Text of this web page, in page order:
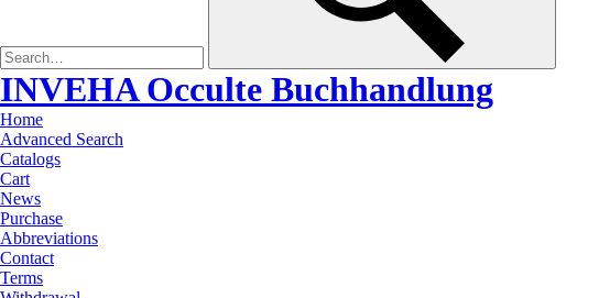
INVEHA Occulte Buchhandlung
Home
Advanced Search
Catalogs
Cart
News
Purchase
Abbreviations
Contact
Terms